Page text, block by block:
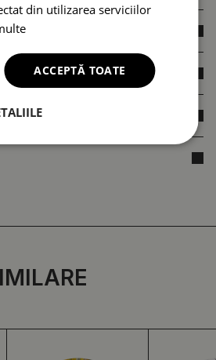
din utilizarea serviciilor
ACCEPTĂ TOATE